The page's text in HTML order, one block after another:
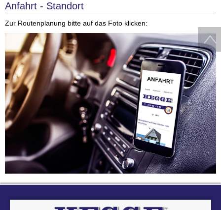
Anfahrt - Standort
Zur Routenplanung bitte auf das Foto klicken: